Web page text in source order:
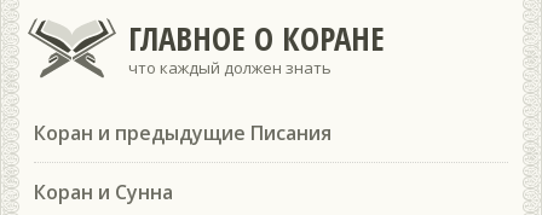
ГЛАВНОЕ О КОРАНЕ
что каждый должен знать
Коран и предыдущие Писания
Коран и Сунна